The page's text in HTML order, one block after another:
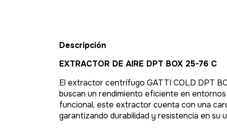
Descripción
EXTRACTOR DE AIRE DPT BOX 25-76 C
El extractor centrífugo GATTI COLD DPT
buscan un rendimiento eficiente en
funcional, este extractor cuenta con una
garantizando durabilidad y resistencia en su